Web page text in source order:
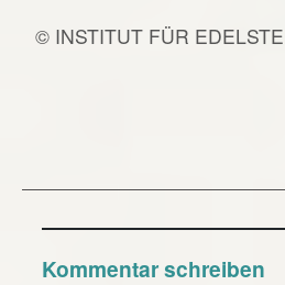
© INSTITUT FÜR
Kommentar schreiben